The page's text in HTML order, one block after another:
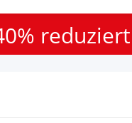
reduziert